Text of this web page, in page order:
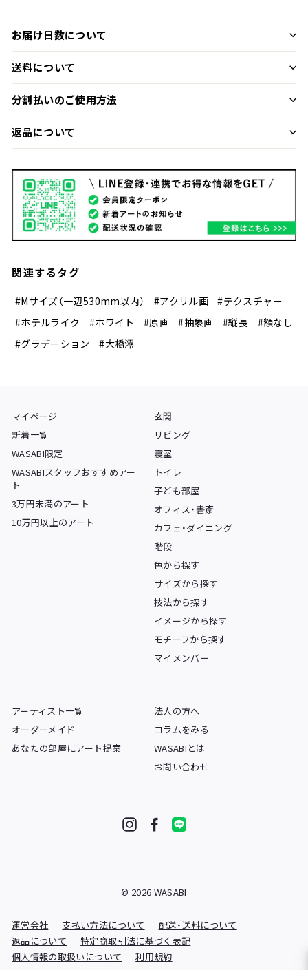
お届け日数について
送料について
分割払いのご使用方法
返品について
関連するタグ
#Mサイズ（一辺530mm以内） #アクリル画
#テクスチャー
#ホテルライク
#ホワイト #原画 #抽象画 #縦長
#額なし
#グラデーション
#大橋澪
マイページ
新着一覧
WASABI限定
WASABIスタッフおすすめアー
ト
3万円未満のアート
10万円以上のアート
玄関
リビング
寝室
トイレ
子ども部屋
オフィス・書斎
カフェ・ダイニング
階段
色から探す
サイズから探す
技法から探す
イメージから探す
モチーフから探す
マイメンバー
アーティスト一覧
オーダーメイド
あなたの部屋にアート提案
法人の方へ
コラムをみる
WASABIとは
お問い合わせ
© 2026 WASABI
運営会社 支払い方法について
配送・送料について
返品について
特定商取引法に基づく表記
個人情報の取扱いについて
利用規約